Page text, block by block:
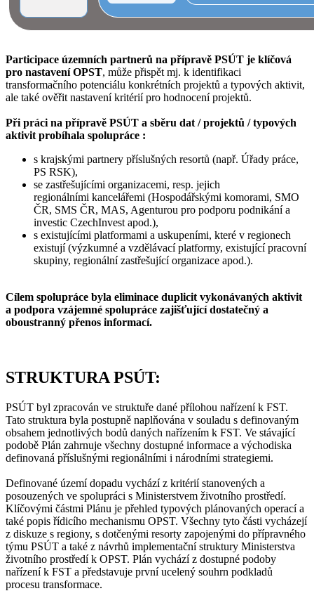
Participace územních partnerů na přípravě PSÚT je klíčová
pro nastavení OPST, může přispět mj. k identifikaci
transformačního potenciálu konkrétních projektů a typových aktivit,
ale také ověřit nastavení kritérií pro hodnocení projektů.
Při práci na přípravě PSÚT a sběru dat / projektů / typových
aktivit probíhala spolupráce :
s krajskými partnery příslušných resortů (např. Úřady práce,
PS RSK),
se zastřešujícími organizacemi, resp. jejich
regionálními kancelářemi (Hospodářskými komorami, SMO
ČR, SMS ČR, MAS, Agenturou pro podporu podnikání a
investic CzechInvest apod.),
s existujícími platformami a uskupeními, které v regionech
existují (výzkumné a vzdělávací platformy, existující pracovní
skupiny, regionální zastřešující organizace apod.).
Cílem spolupráce byla eliminace duplicit vykonávaných aktivit
a podpora vzájemné spolupráce zajišťující dostatečný a
oboustranný přenos informací.
STRUKTURA PSÚT:
PSÚT byl zpracován ve struktuře dané přílohou nařízení k FST.
Tato struktura byla postupně naplňována v souladu s definovaným
obsahem jednotlivých bodů daných nařízením k FST. Ve stávající
podobě Plán zahrnuje všechny dostupné informace a východiska
definovaná příslušnými regionálními i národními strategiemi.
Definované území dopadu vychází z kritérií stanovených a
posouzených ve spolupráci s Ministerstvem životního prostředí.
Klíčovými částmi Plánu je přehled typových plánovaných operací a
také popis řídicího mechanismu OPST. Všechny tyto části vycházejí
z diskuze s regiony, s dotčenými resorty zapojenými do přípravného
týmu PSÚT a také z návrhů implementační struktury Ministerstva
životního prostředí k OPST. Plán vychází z dostupné podoby
nařízení k FST a představuje první ucelený souhrn podkladů
procesu transformace.